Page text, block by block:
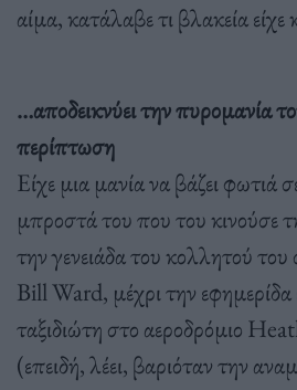
αίμα, κατάλαβε τι βλακεία είχε
…αποδεικνύει την πυρομανία
περίπτωση
Είχε μια μανία να βάζει φωτιά
μπροστά του που του κινούσε
την γενειάδα του κολλητού
Bill Ward, μέχρι την
ταξιδιώτη στο αεροδρόμιο
(επειδή, λέει, βαριόταν την